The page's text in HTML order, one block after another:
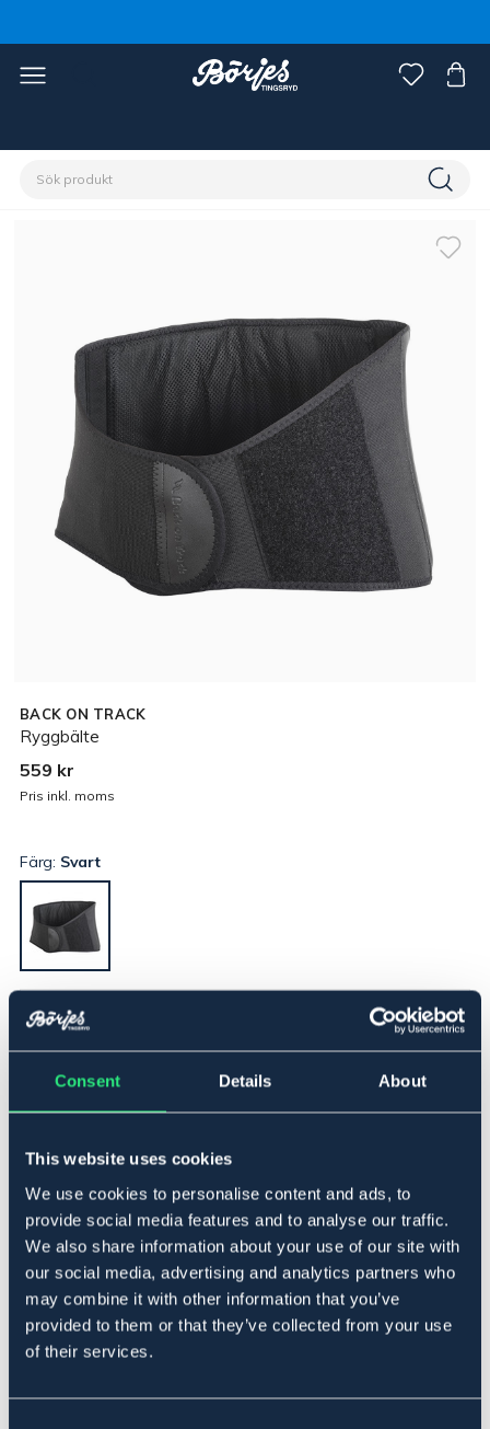
Consent Details About
This website uses cookies
We use cookies to personalise content and ads, to
provide social media features and to analyse our traffic.
We also share information about your use of our site with
our social media, advertising and analytics partners who
may combine it with other information that you’ve
provided to them or that they’ve collected from your use
of their services.
BACK ON TRACK
Ryggbälte
559 kr
Pris inkl. moms
Färg: Svart
M ▾
Lägg i varukorgen
Produktbeskrivning
Lämpligt vid smärta eller stelhet i nedre delen av ryggen.
Passar bra att använda vid både träning och vila.
Justerbart med kardborreförslutning. En uttagbar kudde i
bakre delen av bältet som fyller ut i svanken. Ger stöd till
ryggen genom att buken trycks in, vilket avlastar